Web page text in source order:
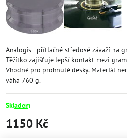
Analogis - přítlačné středové závaží na
Těžítko zajišťuje lepší kontakt mezi
Vhodné pro prohnuté desky. Materiál
váha 760 g.
Skladem
1150 Kč